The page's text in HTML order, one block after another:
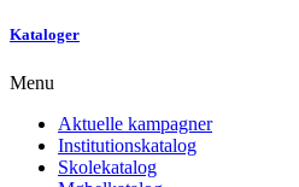
Kataloger
Menu
Aktuelle kampagner
Institutionskatalog
Skolekatalog